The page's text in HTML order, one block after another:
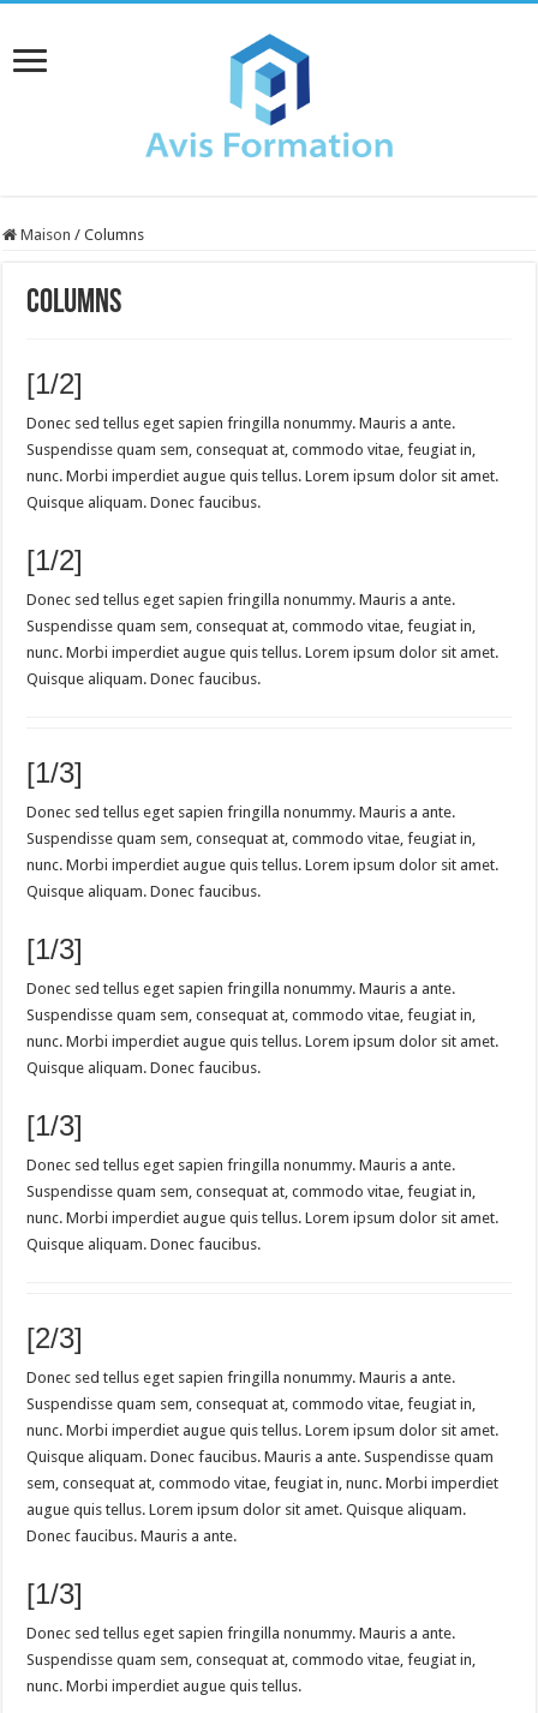
Maison / Columns
Columns
[1/2]
Donec sed tellus eget sapien fringilla nonummy. Mauris a ante.
Suspendisse quam sem, consequat at, commodo vitae, feugiat in,
nunc. Morbi imperdiet augue quis tellus. Lorem ipsum dolor sit amet.
Quisque aliquam. Donec faucibus.
[1/2]
Donec sed tellus eget sapien fringilla nonummy. Mauris a ante.
Suspendisse quam sem, consequat at, commodo vitae, feugiat in,
nunc. Morbi imperdiet augue quis tellus. Lorem ipsum dolor sit amet.
Quisque aliquam. Donec faucibus.
[1/3]
Donec sed tellus eget sapien fringilla nonummy. Mauris a ante.
Suspendisse quam sem, consequat at, commodo vitae, feugiat in,
nunc. Morbi imperdiet augue quis tellus. Lorem ipsum dolor sit amet.
Quisque aliquam. Donec faucibus.
[1/3]
Donec sed tellus eget sapien fringilla nonummy. Mauris a ante.
Suspendisse quam sem, consequat at, commodo vitae, feugiat in,
nunc. Morbi imperdiet augue quis tellus. Lorem ipsum dolor sit amet.
Quisque aliquam. Donec faucibus.
[1/3]
Donec sed tellus eget sapien fringilla nonummy. Mauris a ante.
Suspendisse quam sem, consequat at, commodo vitae, feugiat in,
nunc. Morbi imperdiet augue quis tellus. Lorem ipsum dolor sit amet.
Quisque aliquam. Donec faucibus.
[2/3]
Donec sed tellus eget sapien fringilla nonummy. Mauris a ante.
Suspendisse quam sem, consequat at, commodo vitae, feugiat in,
nunc. Morbi imperdiet augue quis tellus. Lorem ipsum dolor sit amet.
Quisque aliquam. Donec faucibus. Mauris a ante. Suspendisse quam
sem, consequat at, commodo vitae, feugiat in, nunc. Morbi imperdiet
augue quis tellus. Lorem ipsum dolor sit amet. Quisque aliquam.
Donec faucibus. Mauris a ante.
[1/3]
Donec sed tellus eget sapien fringilla nonummy. Mauris a ante.
Suspendisse quam sem, consequat at, commodo vitae, feugiat in,
nunc. Morbi imperdiet augue quis tellus.